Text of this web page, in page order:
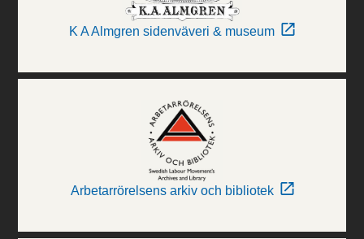
K A Almgren sidenväveri & museum
Arbetarrörelsens arkiv och bibliotek